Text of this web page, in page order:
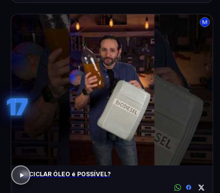
17
RECICLAR ÓLEO é POSSÍVEL?